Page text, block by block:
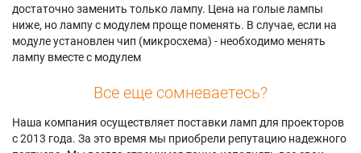
достаточно заменить только лампу. Цена на голые лампы
ниже, но лампу с модулем проще поменять. В случае, если на
модуле установлен чип (микросхема) - необходимо менять
лампу вместе с модулем
Все еще сомневаетесь?
Наша компания осуществляет поставки ламп для проекторов
с 2013 года. За это время мы приобрели репутацию надежного